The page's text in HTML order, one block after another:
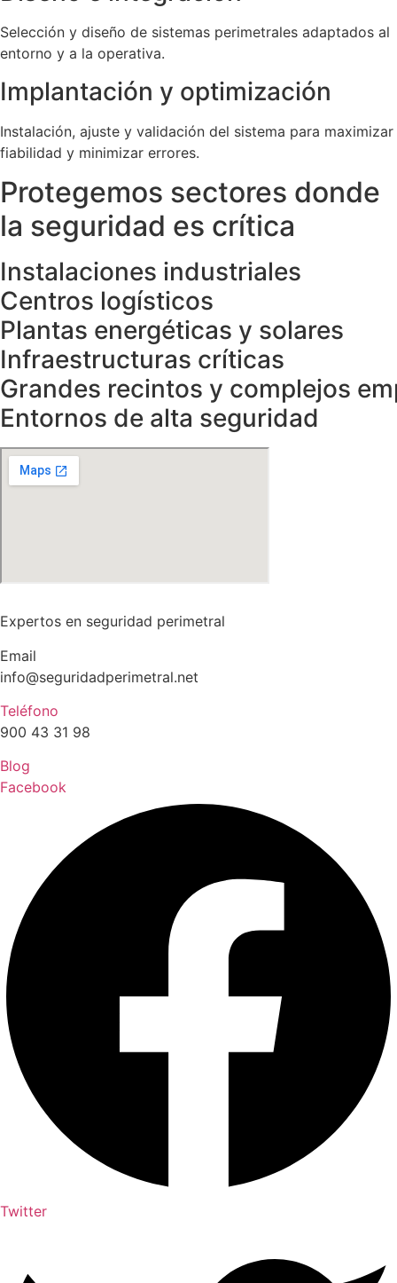
Selección y diseño de sistemas perimetrales adaptados al
entorno y a la operativa.
Implantación y optimización
Instalación, ajuste y validación del sistema para maximizar
fiabilidad y minimizar errores.
Protegemos sectores donde
la seguridad es crítica
Instalaciones industriales
Centros logísticos
Plantas energéticas y solares
Infraestructuras críticas
Grandes recintos y complejos
Entornos de alta seguridad
Expertos en seguridad perimetral
Email
info@seguridadperimetral.net
Teléfono
900 43 31 98
Blog
Facebook
Twitter